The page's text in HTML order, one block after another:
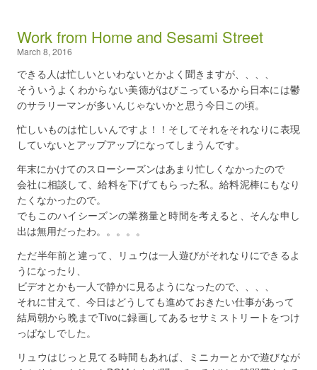
Work from Home and Sesami Street
March 8, 2016
できる人は忙しいといわないとかよく聞きますが、、、、
そういうよくわからない美徳がはびこっているから日本には鬱
のサラリーマンが多いんじゃないかと思う今日この頃。
忙しいものは忙しいんですよ！！そしてそれをそれなりに表現
していないとアップアップになってしまうんです。
年末にかけてのスローシーズンはあまり忙しくなかったので
会社に相談して、給料を下げてもらった私。給料泥棒にもなり
たくなかったので。
でもこのハイシーズンの業務量と時間を考えると、そんな申し
出は無用だったわ。。。。。
ただ半年前と違って、リュウは一人遊びがそれなりにできるよ
うになったり、
ビデオとかも一人で静かに見るようになったので、、、、
それに甘えて、今日はどうしても進めておきたい仕事があって
結局朝から晩までTivoに録画してあるセサミストリートをつけ
っぱなしでした。
リュウはじっと見てる時間もあれば、ミニカーとかで遊びなが